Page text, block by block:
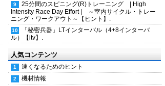
25分間のスピニング(R)トレーニング | High
Intensity Race Day Effort | ～室内サイクル・トレー
ニング・ワークアウト～【ヒント】.
「秘密兵器」LTインターバル（4+8インターバ
ル）【itv】.
人気コンテンツ
速くなるためのヒント
機材情報